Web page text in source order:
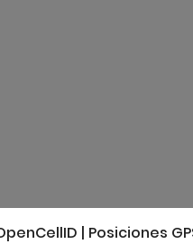
| Posiciones